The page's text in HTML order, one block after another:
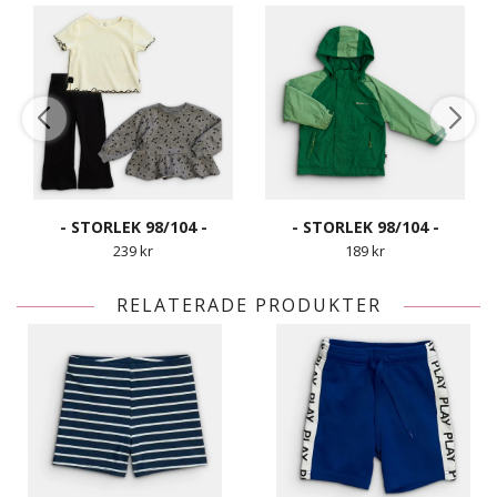
- STORLEK 98/104 -
239 kr
- STORLEK 98/104 -
189 kr
RELATERADE PRODUKTER